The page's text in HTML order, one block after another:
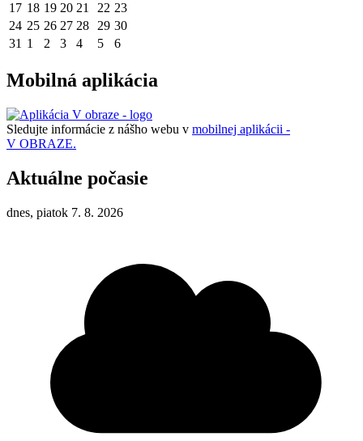
17 18 19 20 21 22 23
24 25 26 27 28 29 30
31 1 2 3 4 5 6
Mobilná aplikácia
Sledujte informácie z nášho webu v mobilnej aplikácii -
V OBRAZE.
Aktuálne počasie
dnes, piatok 7. 8. 2026